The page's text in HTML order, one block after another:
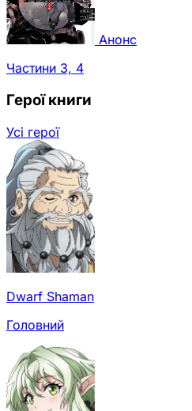
Анонс
Частини 3, 4
Герої книги
Усі герої
Dwarf Shaman
Головний